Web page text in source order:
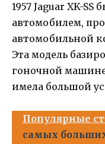
1957 Jaguar XK-
автомобилем,
автомобильной
Эта модель
гоночной машине
имела большой
Популярные
самых